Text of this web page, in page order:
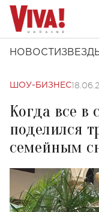
НОВОСТИ
ШОУ-БИЗНЕС
Когда все в
поделился
семейным